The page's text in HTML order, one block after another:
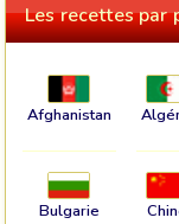
Les recettes par
Afghanistan
Bulgarie